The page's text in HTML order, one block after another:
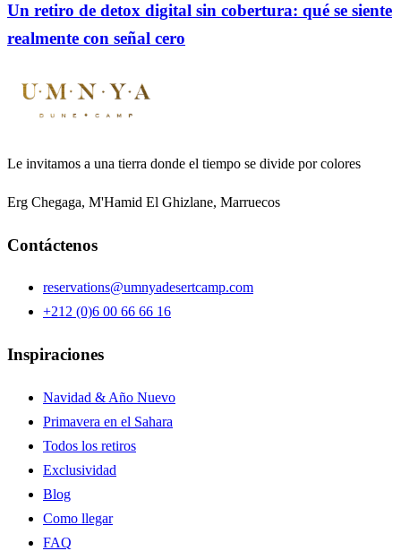
Un retiro de detox digital sin cobertura: qué se siente
realmente con señal cero
Le invitamos a una tierra donde el tiempo se divide por colores
Erg Chegaga, M'Hamid El Ghizlane, Marruecos
Contáctenos
reservations@umnyadesertcamp.com
+212 (0)6 00 66 66 16
Inspiraciones
Navidad & Año Nuevo
Primavera en el Sahara
Todos los retiros
Exclusividad
Blog
Como llegar
FAQ